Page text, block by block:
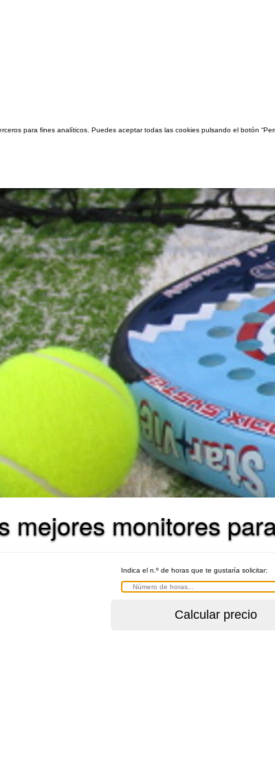
para fines analíticos. Puedes aceptar todas las cookies pulsando el botón
mejores monitores
Indica el n.º de horas que te gustaría solicitar: